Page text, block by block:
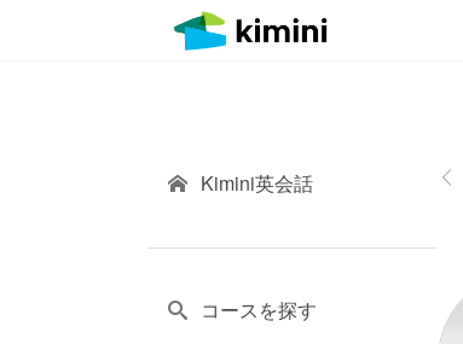
Kimini英会話
コースを探す